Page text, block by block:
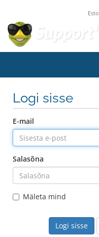
Logi sisse
E-mail
Salasõna
Mäleta mind